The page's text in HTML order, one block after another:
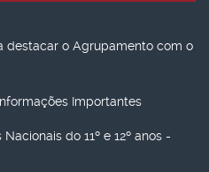
destacar o Agrupamento com o
Importantes
do 11º e 12º anos -